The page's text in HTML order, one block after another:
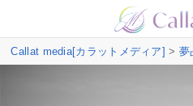
Callat media[カラットメディア] > 夢